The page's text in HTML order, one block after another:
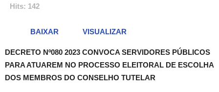
Hits: 142
BAIXAR VISUALIZAR
DECRETO Nº080 2023 CONVOCA SERVIDORES PÚBLICOS
PARA ATUAREM NO PROCESSO ELEITORAL DE ESCOLHA
DOS MEMBROS DO CONSELHO TUTELAR